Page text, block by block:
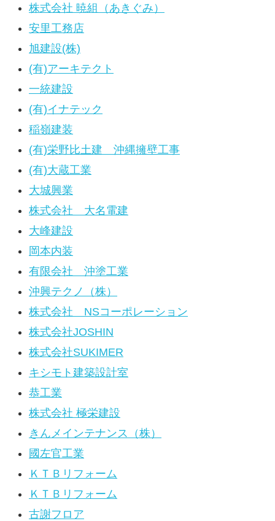
株式会社 暁組（あきぐみ）
安里工務店
旭建設(株)
(有)アーキテクト
一統建設
(有)イナテック
稲嶺建装
(有)栄野比土建 沖縄擁壁工事
(有)大蔵工業
大城興業
株式会社 大名電建
大峰建設
岡本内装
有限会社 沖塗工業
沖興テクノ（株）
株式会社 NSコーポレーション
株式会社JOSHIN
株式会社SUKIMER
キシモト建築設計室
恭工業
株式会社 極栄建設
きんメインテナンス（株）
國左官工業
ＫＴＢリフォーム
ＫＴＢリフォーム
古謝フロア